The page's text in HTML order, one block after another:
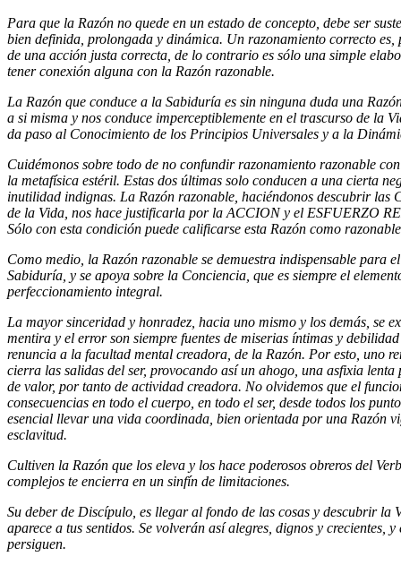
Para que la Razón no quede en un estado de concepto, debe ser
bien definida, prolongada y dinámica. Un razonamiento correcto es,
de una acción justa correcta, de lo contrario es sólo una simple
tener conexión alguna con la Razón razonable.
La Razón que conduce a la Sabiduría es sin ninguna duda una
a si misma y nos conduce imperceptiblemente en el trascurso de la
da paso al Conocimiento de los Principios Universales y a la
Cuidémonos sobre todo de no confundir razonamiento razonable
la metafísica estéril. Estas dos últimas solo conducen a una cierta
inutilidad indignas. La Razón razonable, haciéndonos descubrir las
de la Vida, nos hace justificarla por la ACCION y el ESFUERZO
Sólo con esta condición puede calificarse esta Razón como
Como medio, la Razón razonable se demuestra indispensable para
Sabiduría, y se apoya sobre la Conciencia, que es siempre el
perfeccionamiento integral.
La mayor sinceridad y honradez, hacia uno mismo y los demás, se
mentira y el error son siempre fuentes de miserias íntimas y
renuncia a la facultad mental creadora, de la Razón. Por esto, uno
cierra las salidas del ser, provocando así un ahogo, una asfixia
de valor, por tanto de actividad creadora. No olvidemos que el
consecuencias en todo el cuerpo, en todo el ser, desde todos los
esencial llevar una vida coordinada, bien orientada por una Razón
esclavitud.
Cultiven la Razón que los eleva y los hace poderosos obreros del
complejos te encierra en un sinfín de limitaciones.
Su deber de Discípulo, es llegar al fondo de las cosas y descubrir la
aparece a tus sentidos. Se volverán así alegres, dignos y crecientes,
persiguen.